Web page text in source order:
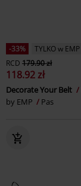
-33%
TYLKO w EMP
RCD 179.90 zł
118.92 zł
Decorate Your Belt
by EMP
Pas